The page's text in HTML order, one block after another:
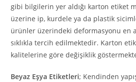
gibi bilgilerin yer aldığı karton etiket
üzerine ip, kurdele ya da plastik
ürünler üzerindeki deformasyonu en
sıklıkla tercih edilmektedir. Karton
kalitelerine göre değişiklik
Beyaz Eşya Etiketleri; Kendinden